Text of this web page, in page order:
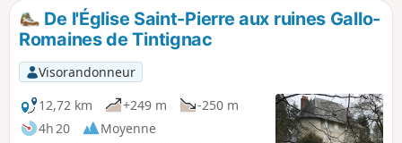
De l'Église Saint-Pierre aux ruines Gallo-
Romaines de Tintignac
Visorandonneur
12,72 km
+249 m
-250 m
4h 20
Moyenne